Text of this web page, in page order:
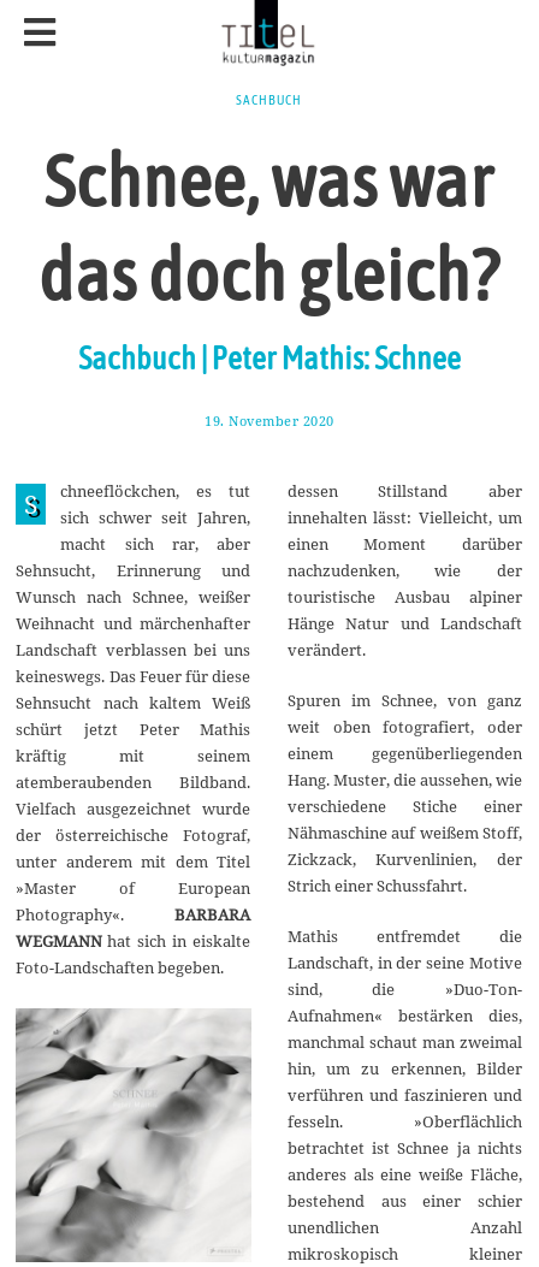
SACHBUCH
Schnee, was war
das doch gleich?
Sachbuch | Peter Mathis: Schnee
19. November 2020
o
v
e
b
e
r
2
S
chneeflöckchen, es tut
sich schwer seit Jahren,
macht sich rar, aber
Sehnsucht, Erinnerung und
Wunsch nach Schnee, weißer
Weihnacht und märchenhafter
Landschaft verblassen bei uns
keineswegs. Das Feuer für diese
Sehnsucht nach kaltem Weiß
schürt jetzt Peter Mathis
kräftig mit seinem
atemberaubenden Bildband.
Vielfach ausgezeichnet wurde
der österreichische Fotograf,
unter anderem mit dem Titel
»Master of European
Photography«.BARBARA
WEGMANNhat sich in eiskalte
Foto-Landschaften begeben.
dessen Stillstand aber
innehalten lässt: Vielleicht, um
einen Moment darüber
nachzudenken, wie der
touristische Ausbau alpiner
Hänge Natur und Landschaft
verändert.
Spuren im Schnee, von ganz
weit oben fotografiert, oder
einem gegenüberliegenden
Hang. Muster, die aussehen, wie
verschiedene Stiche einer
Nähmaschine auf weißem Stoff,
Zickzack, Kurvenlinien, der
Strich einer Schussfahrt.
Mathis entfremdet die
Landschaft, in der seine Motive
sind, die »Duo-Ton-
Aufnahmen« bestärken dies,
manchmal schaut man zweimal
hin, um zu erkennen, Bilder
verführen und faszinieren und
fesseln. »Oberflächlich
betrachtet ist Schnee ja nichts
anderes als eine weiße Fläche,
bestehend aus einer schier
unendlichen Anzahl
mikroskopisch kleiner